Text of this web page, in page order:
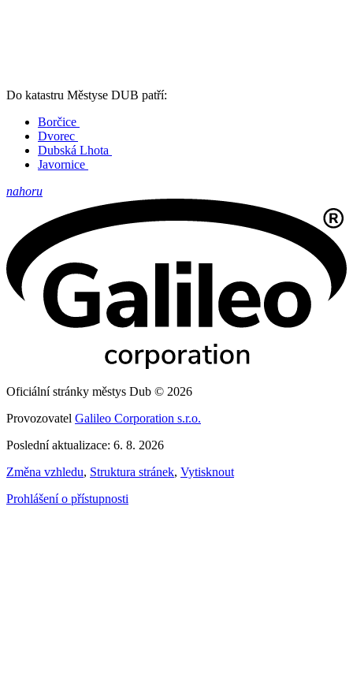
Do katastru Městyse DUB patří:
Borčice
Dvorec
Dubská Lhota
Javornice
nahoru
Oficiální stránky městys Dub © 2026
Provozovatel Galileo Corporation s.r.o.
Poslední aktualizace: 6. 8. 2026
Změna vzhledu, Struktura stránek, Vytisknout
Prohlášení o přístupnosti